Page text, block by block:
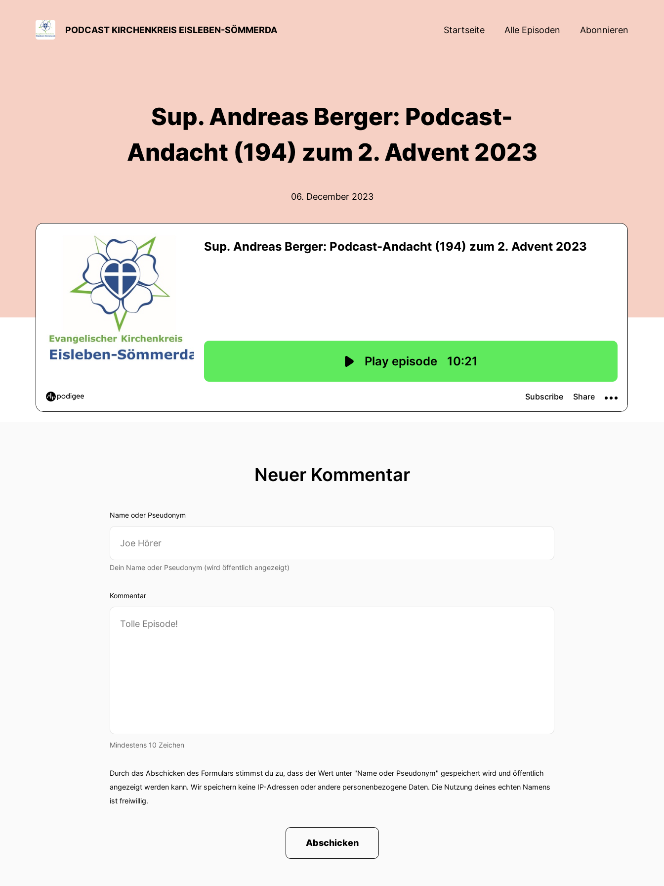
PODCAST KIRCHENKREIS EISLEBEN-SÖMMERDA Startseite Alle Episoden Abonnieren
Sup. Andreas Berger: Podcast-
Andacht (194) zum 2. Advent 2023
06. December 2023
Neuer Kommentar
Name oder Pseudonym
Dein Name oder Pseudonym (wird öffentlich angezeigt)
Kommentar
Mindestens 10 Zeichen
Durch das Abschicken des Formulars stimmst du zu, dass der Wert unter "Name oder Pseudonym" gespeichert wird und öffentlich
angezeigt werden kann. Wir speichern keine IP-Adressen oder andere personenbezogene Daten. Die Nutzung deines echten Namens
ist freiwillig.
Abschicken